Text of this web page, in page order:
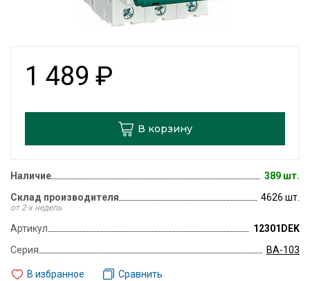
1 489 ₽
В корзину
Наличие
389 шт.
Склад производителя
от 2-х недель
4626 шт.
Артикул
12301DEK
Серия
ВА-103
В избранное Сравнить